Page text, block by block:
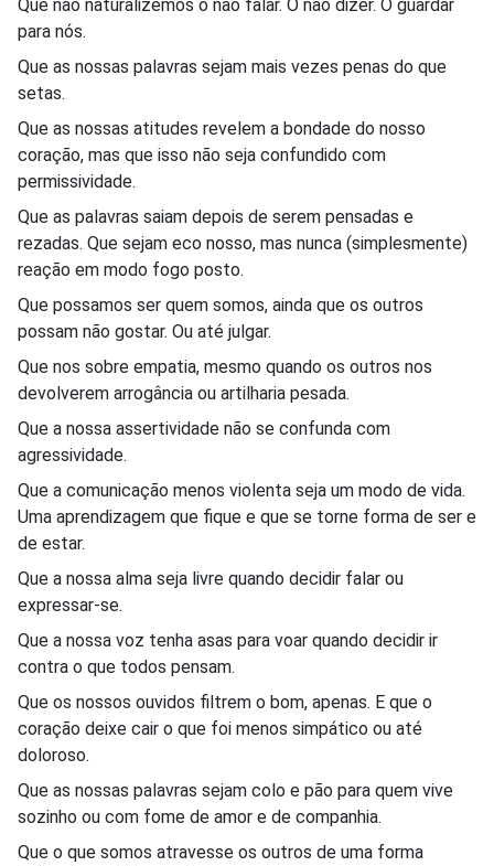
Que não naturalizemos o não falar. O não dizer. O guardar
para nós.
Que as nossas palavras sejam mais vezes penas do que
setas.
Que as nossas atitudes revelem a bondade do nosso
coração, mas que isso não seja confundido com
permissividade.
Que as palavras saiam depois de serem pensadas e
rezadas. Que sejam eco nosso, mas nunca (simplesmente)
reação em modo fogo posto.
Que possamos ser quem somos, ainda que os outros
possam não gostar. Ou até julgar.
Que nos sobre empatia, mesmo quando os outros nos
devolverem arrogância ou artilharia pesada.
Que a nossa assertividade não se confunda com
agressividade.
Que a comunicação menos violenta seja um modo de vida.
Uma aprendizagem que fique e que se torne forma de ser e
de estar.
Que a nossa alma seja livre quando decidir falar ou
expressar-se.
Que a nossa voz tenha asas para voar quando decidir ir
contra o que todos pensam.
Que os nossos ouvidos filtrem o bom, apenas. E que o
coração deixe cair o que foi menos simpático ou até
doloroso.
Que as nossas palavras sejam colo e pão para quem vive
sozinho ou com fome de amor e de companhia.
Que o que somos atravesse os outros de uma forma